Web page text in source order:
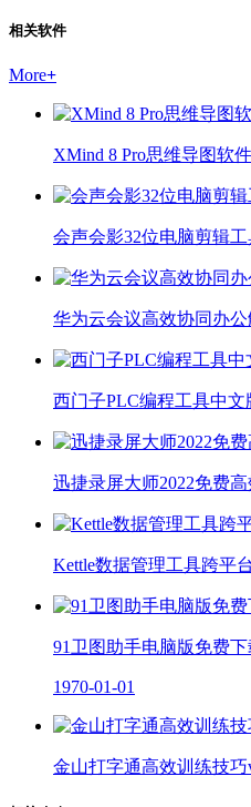
相关软件
More+
XMind 8 Pro思维导图软件
会声会影32位电脑剪辑工
华为云会议高效协同办公
西门子PLC编程工具中文
迅捷录屏大师2022免费
Kettle数据管理工具跨平
91卫图助手电脑版免费
1970-01-01
金山打字通高效训练技巧